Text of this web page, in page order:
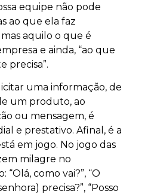
equipe não pode
ao que ela faz
aquilo o que é
e ainda, “ao que
precisa”.
uma informação, de
um produto, ao
ou mensagem, é
e prestativo. Afinal, é a
em jogo. No jogo das
milagre no
como vai?”, “O
precisa?”, “Posso